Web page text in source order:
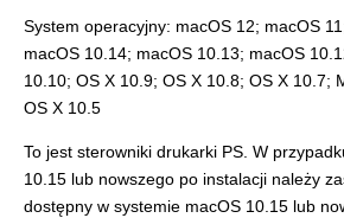
System operacyjny: macOS 12; macOS
macOS 10.14; macOS 10.13; macOS
10.10; OS X 10.9; OS X 10.8; OS X 10.7;
OS X 10.5
To jest sterowniki drukarki PS. W
10.15 lub nowszego po instalacji należy
dostępny w systemie macOS 10.15 lub